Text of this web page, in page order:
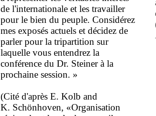
de l'internationale et les travailler
pour le bien du peuple. Considérez
mes exposésactuels et décidez de
parler pour la tripartition sur
laquelle vousentendrez la
conférencedu Dr. Steinerà la
prochaine session. »
(Cité d'après E. Kolb and
K. Schönhoven, «Organisation